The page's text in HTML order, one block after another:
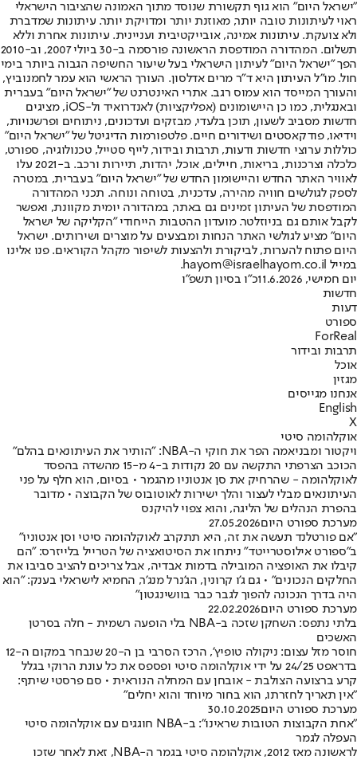
"ישראל היום" הוא גוף תקשורת שנוסד מתוך האמונה שהציבור הישראלי
ראוי לעיתונות טובה יותר, מאוזנת יותר ומדויקת יותר. עיתונות שמדברת
ולא צועקת. עיתונות אמינה, אובייקטיבית ועניינית. עיתונות אחרת וללא
תשלום. המהדורה המודפסת הראשונה פורסמה ב-30 ביולי 2007, וב-2010
הפך "ישראל היום" לעיתון הישראלי בעל שיעור החשיפה הגבוה ביותר בימי
חול. מו"ל העיתון היא ד"ר מרים אדלסון. העורך הראשי הוא עמר לחמנוביץ,
והעורך המייסד הוא עמוס רגב. אתרי האינטרנט של "ישראל היום" בעברית
ובאנגלית, כמו כן היישומונים (אפליקציות) לאנדרואיד ול-iOS, מציגים
חדשות מסביב לשעון, תוכן בלעדי, מבזקים ועדכונים, ניתוחים ופרשנויות,
וידיאו, פודקאסטים ושידורים חיים. פלטפורמות הדיגיטל של "ישראל היום"
כוללות ערוצי חדשות ודעות, תרבות ובידור, לייף סטייל, טכנולוגיה, ספורט,
כלכלה וצרכנות, בריאות, חיילים, אוכל, יהדות, תיירות ורכב. ב-2021 עלו
לאוויר האתר החדש והיישומון החדש של "ישראל היום" בעברית, במטרה
לספק לגולשים חוויה מהירה, עדכנית, בטוחה ונוחה. תכני המהדורה
המודפסת של העיתון זמינים גם באתר, במהדורה יומית מקוונת, ואפשר
לקבל אותם גם בניוזלטר. מועדון ההטבות הייחודי "הקליקה של ישראל
היום" מציע לגולשי האתר הנחות ומבצעים על מוצרים ושירותים. ישראל
היום פתוח להערות, לביקורת ולהצעות לשיפור מקהל הקוראים. פנו אלינו
במייל hayom@israelhayom.co.il.
יום חמישי, 11.6.2026
כ"ו בסיון תשפ"ו
חדשות
דעות
ספורט
ForReal
תרבות ובידור
אוכל
מגזין
אנחנו מגייסים
English
X
אוקלהומה סיטי
ויקטור ומבניאמה הפר את חוקי ה-NBA: "הותיר את העיתונאים בהלם"
הכוכב הצרפתי התקשה עם 20 נקודות ב-4 מ-15 מהשדה בהפסד
לאוקלהומה - שהרחיק את סן אנטוניו מהגמר • בסיום, הוא חלף על פני
העיתונאים מבלי לעצור והלך ישירות לאוטובוס של הקבוצה • מדובר
בהפרת הנהלים של הליגה, והוא צפוי להיקנס
מערכת ספורט היום27.05.2026
"אם פורטלנד תעשה את זה, היא תתקרב לאוקלהומה סיטי וסן אנטוניו"
ב"ספורט אילוסטרייטד" ניתחו את הסיטואציה של הטרייל בלייזרס: "הם
קיבלו את האופציה המובילה בדמות אבדיה, אבל צריכים להציב סביבו את
החלקים הנכונים" • גם ג'ו קרונין, הג'נרל מנג'ר, החמיא לישראלי בענק: "הוא
היה בדרך הנכונה להפוך לגבר כבר בוושינגטון"
מערכת ספורט היום22.02.2026
בלתי נתפס: השחקן שזכה ב-NBA בלי הופעה רשמית - חלה בסרטן
האשכים
חוסר מזל עצום: ניקולה טופיץ', הרכז הסרבי בן ה-20 שנבחר במקום ה-12
בדראפט 24/25 על ידי אוקלהומה סיטי ופספס את כל עונת הרוקי בגלל
קרע ברצועה הצולבת - אובחן עם המחלה הנוראית • סם פרסטי שיתף:
"אין תאריך לחזרתו, הוא בחור מיוחד והוא יחלים"
מערכת ספורט היום30.10.2025
"אחת הקבוצות הטובות שראינו": ב-NBA חוגגים עם אוקלהומה סיטי
העפלה לגמר
לראשונה מאז 2012, אוקלהומה סיטי בגמר ה-NBA, זאת לאחר שזכו